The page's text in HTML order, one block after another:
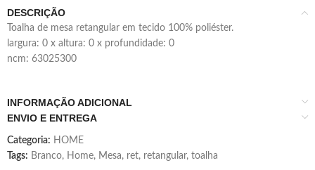
DESCRIÇÃO
toalha de mesa retangular em tecido 100% poliéster.
largura: 0 x altura: 0 x profundidade: 0
ncm: 63025300
INFORMAÇÃO ADICIONAL
ENVIO E ENTREGA
Categoria: HOME
Tags: Branco, Home, Mesa, ret, retangular, toalha